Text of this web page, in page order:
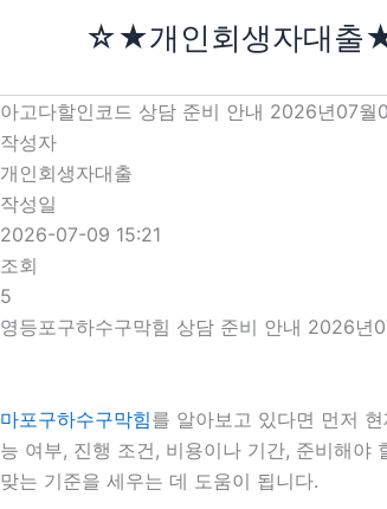
로
건
너
뛰
기
☆★개인회생자대
아고다할인코드 상담 준비 안내 2026년07월
작성자
개인회생자대출
작성일
2026-07-09 15:21
조회
5
영등포구하수구막힘 상담 준비 안내 2026년
마포구하수구막힘를 알아보고 있다면 먼저
능 여부, 진행 조건, 비용이나 기간, 준비해야
맞는 기준을 세우는 데 도움이 됩니다.